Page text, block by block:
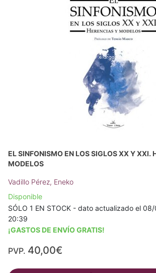
EL SINFONISMO EN LOS SIGLOS XX Y XXI.
MODELOS
Vadillo Pérez, Eneko
Disponible
SÓLO 1 EN STOCK - dato actualizado el
20:39
¡GASTOS DE ENVÍO GRATIS!
PVP. 40,00€